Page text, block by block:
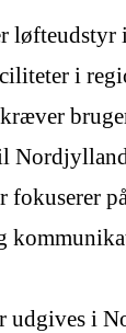
løfteudstyr
i
fokuserer
udgives i